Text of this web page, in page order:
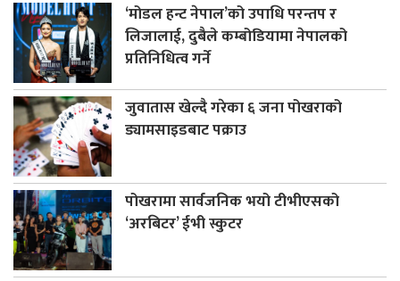
‘मोडल हन्ट नेपाल’को उपाधि परन्तप र
लिजालाई, दुबैले कम्बोडियामा नेपालको
प्रतिनिधित्व गर्ने
जुवातास खेल्दै गरेका ६ जना पोखराको
ड्यामसाइडबाट पक्राउ
पोखरामा सार्वजनिक भयो टीभीएसको
‘अरबिटर’ ईभी स्कुटर